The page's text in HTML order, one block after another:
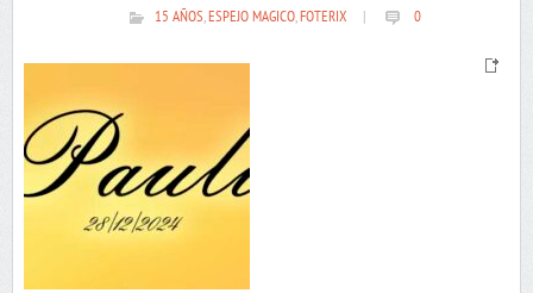
15 AÑOS,ESPEJO MAGICO,FOTERIX 0